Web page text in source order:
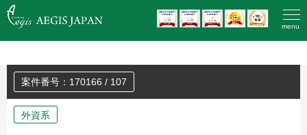
menu
HOME
案件番号：170166 / 107
外資系